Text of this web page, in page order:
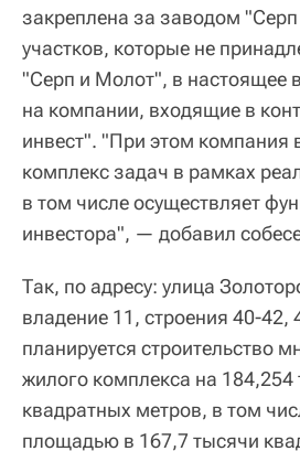
закреплена за заводом
участков, которые не
"Серп и Молот", в настоящее
на компании, входящие в
инвест". "При этом компания
комплекс задач в рамках
в том числе осуществляет
инвестора", — добавил
Так, по адресу: улица
владение 11, строения 40-42,
планируется строительство
жилого комплекса на 184,254
квадратных метров, в том
площадью в 167,7 тысячи